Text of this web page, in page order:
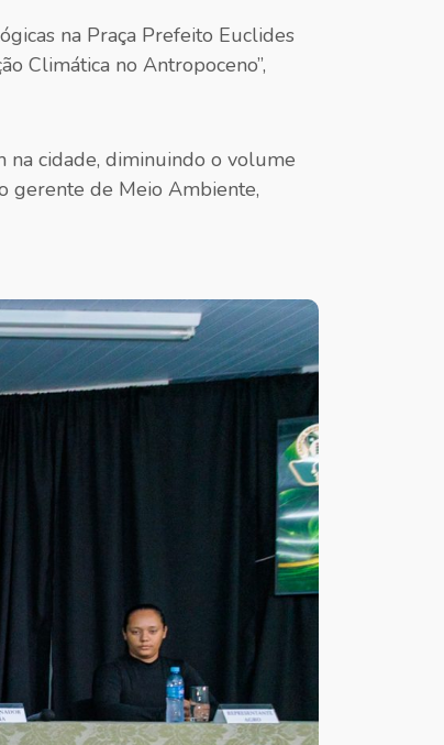
na Praça Prefeito Euclides
Climática no Antropoceno”,
na cidade, diminuindo o volume
gerente de Meio Ambiente,